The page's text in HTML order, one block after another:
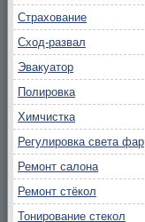
Страхование
Сход-развал
Эвакуатор
Полировка
Химчистка
Регулировка света фар
Ремонт салона
Ремонт стёкол
Тонирование стекол